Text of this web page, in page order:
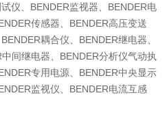
、BENDER监视器、BENDER电
传感器、BENDER高压变送
耦合仪、BENDER继电器、
间继电器、BENDER分析仪气动执
专用电源、BENDER中央显示
监视仪、BENDER电流互感